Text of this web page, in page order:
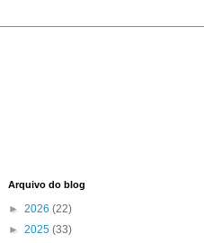
Arquivo do blog
► 2026 (22)
► 2025 (33)